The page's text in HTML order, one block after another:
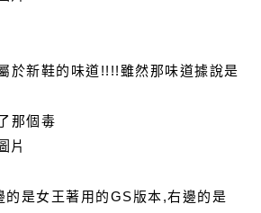
於新鞋的味道!!!!雖然那味道據說是
那個毒
的是女王著用的GS版本,右邊的是